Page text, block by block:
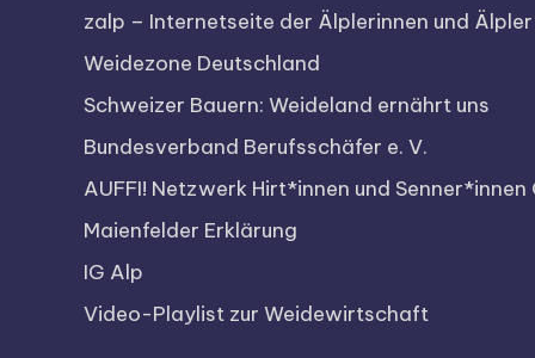
ä
t
zalp – Internetseite der Älplerinnen und Älpler
Weidezone Deutschland
Schweizer Bauern: Weideland ernährt uns
Bundesverband Berufsschäfer e. V.
AUFFI! Netzwerk Hirt*innen und
Maienfelder Erklärung
IG Alp
Video-Playlist zur Weidewirtschaft